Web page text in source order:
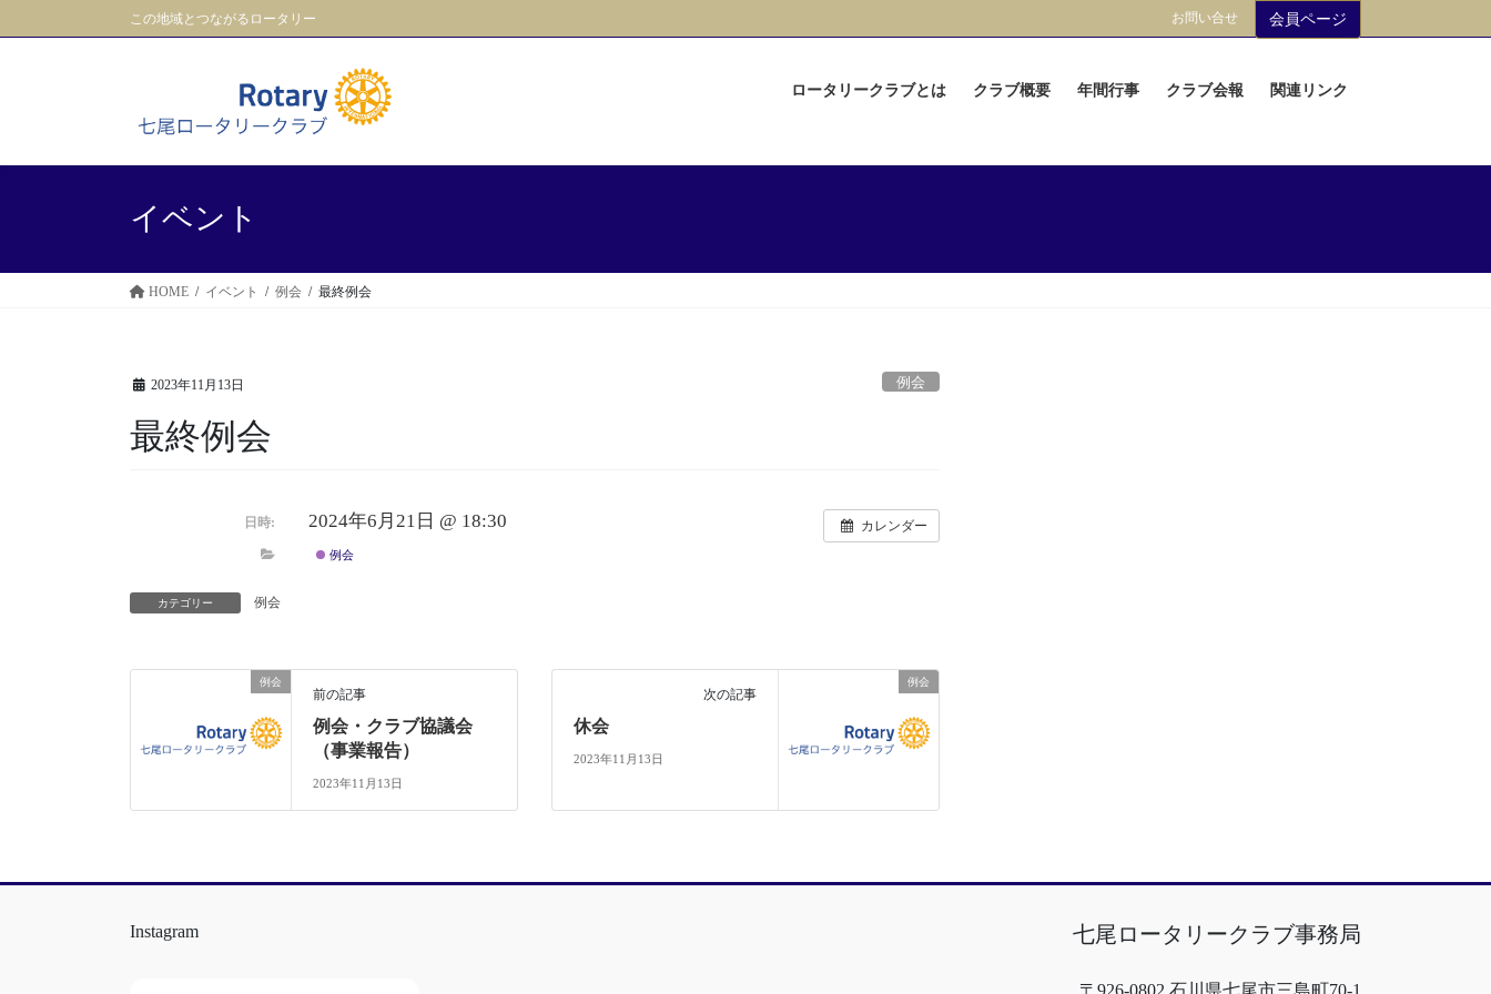
ン
移
ビ
ン
この地域とつながるロータリー お問い合せ 会員ページ
ロータリークラブとは クラブ概要 年間行事 クラブ会報 関連リンク
イベント
HOME イベント 例会 最終例会
2023年11月13日 例会
最終例会
カレンダー
日時: 2024年6月21日 @ 18:30
例会
カテゴリー 例会
例会
前の記事
例会・クラブ協議会
（事業報告）
2023年11月13日
例会
次の記事
休会
2023年11月13日
Instagram 七尾ロータリークラブ事務局
〒926-0802 石川県七尾市三島町70-1